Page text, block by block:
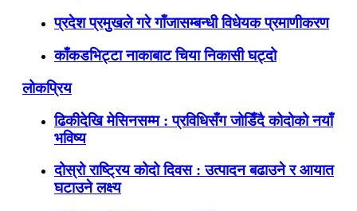
प्रदेश प्रमुखले गरे गाँजासम्बन्धी विधेयक प्रमाणीकरण
काँकडभिट्टा नाकाबाट चिया निकासी घट्दो
लोकप्रिय
ढिकीदेखि मेसिनसम्म : प्रविधिसँग जोडिँदै कोदोको नयाँ
भविष्य
दोस्रो राष्ट्रिय कोदो दिवस : उत्पादन बढाउने र आयात
घटाउने लक्ष्य